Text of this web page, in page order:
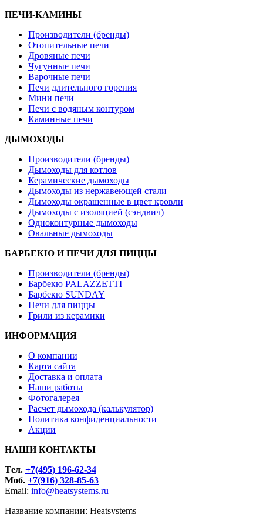
ПЕЧИ-КАМИНЫ
Производители (бренды)
Отопительные печи
Дровяные печи
Чугунные печи
Варочные печи
Печи длительного горения
Мини печи
Печи с водяным контуром
Каминные печи
ДЫМОХОДЫ
Производители (бренды)
Дымоходы для котлов
Керамические дымоходы
Дымоходы из нержавеющей стали
Дымоходы окрашенные в цвет кровли
Дымоходы с изоляцией (сэндвич)
Одноконтурные дымоходы
Овальные дымоходы
БАРБЕКЮ И ПЕЧИ ДЛЯ ПИЦЦЫ
Производители (бренды)
Барбекю PALAZZETTI
Барбекю SUNDAY
Печи для пиццы
Грили из керамики
ИНФОРМАЦИЯ
О компании
Карта сайта
Доставка и оплата
Наши работы
Фотогалерея
Расчет дымохода (калькулятор)
Политика конфиденциальности
Акции
НАШИ КОНТАКТЫ
Tел. +7(495) 196-62-34
Моб. +7(916) 328-85-63
Email: info@heatsystems.ru
Название компании: Heatsystems